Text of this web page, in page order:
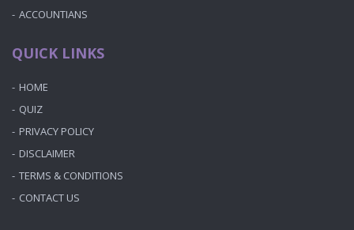
ACCOUNTIANS
QUICK LINKS
HOME
QUIZ
PRIVACY POLICY
DISCLAIMER
TERMS & CONDITIONS
CONTACT US